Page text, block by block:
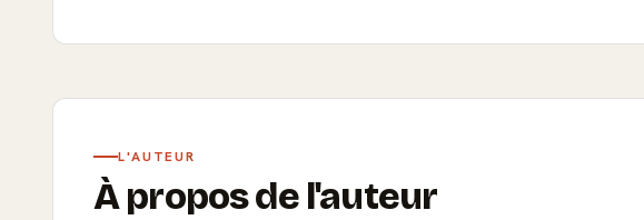
L'AUTEUR
À propos de l'auteur